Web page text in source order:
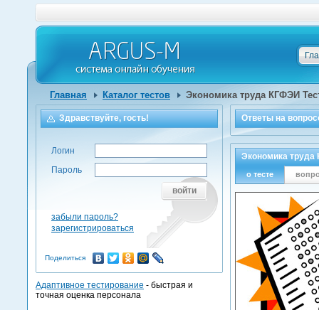
Главная Каталог тестов Экономика труда КГФЭИ
Ответы на
Экономика труда
о тесте
Здравствуйте, гость!
Логин
Пароль
войти
забыли пароль?
зарегистрироваться
Поделиться
Адаптивное тестирование - быстрая и
точная оценка персонала